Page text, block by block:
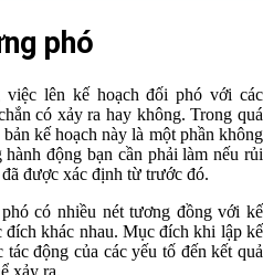
phó
lên kế hoạch đối phó với các
có xảy ra hay không. Trong quá
kế hoạch này là một phần không
động bạn cần phải làm nếu rủi
được xác định từ trước đó.
có nhiều nét tương đồng với kế
khác nhau. Mục đích khi lập kế
động của các yếu tố đến kết quả